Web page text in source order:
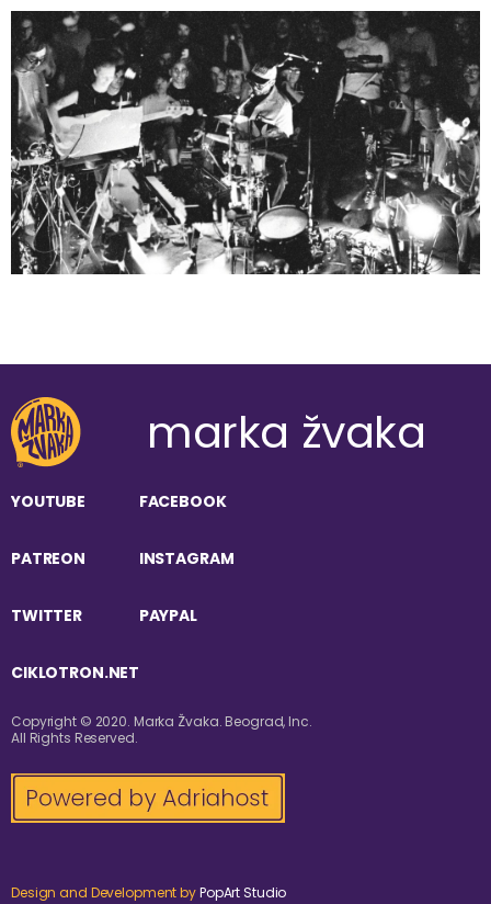
marka žvaka
YOUTUBE FACEBOOK
PATREON INSTAGRAM
TWITTER PAYPAL
CIKLOTRON.NET
Copyright © 2020. Marka Žvaka. Beograd, Inc.
All Rights Reserved.
Design and Development byPopArt Studio